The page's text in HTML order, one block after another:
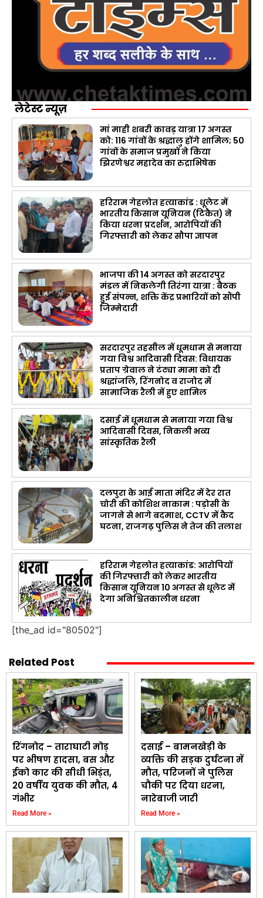
लेटेस्ट न्यूज़
मां माही शबरी कावड़ यात्रा 17 अगस्त
को: 116 गांवों के श्रद्धालु होंगे शामिल; 50
गांवों के समाज प्रमुखों ने किया
झिरणेश्वर महादेव का रुद्राभिषेक
हरिराम गेहलोत हत्याकांड : धूलेट में
भारतीय किसान यूनियन (टिकैत) ने
किया धरना प्रदर्शन, आरोपियों की
गिरफ्तारी को लेकर सौपा ज्ञापन
भाजपा की 14 अगस्त को सरदारपुर
मंडल में निकलेगी तिरंगा यात्रा : बैठक
हुई संपन्न, शक्ति केंद्र प्रभारियों को सौंपी
जिम्मेदारी
सरदारपुर तहसील में धूमधाम से मनाया
गया विश्व आदिवासी दिवस: विधायक
प्रताप ग्रेवाल ने टंट्या मामा को दी
श्रद्धांजलि, रिंगनोद व राजोद में
सामाजिक रैली में हुए शामिल
दसाई में धूमधाम से मनाया गया विश्व
आदिवासी दिवस, निकली भव्य
सांस्कृतिक रैली
दलपुरा के आई माता मंदिर में देर रात
चोरी की कोशिश नाकाम : पड़ोसी के
जागने से भागे बदमाश, CCTV में कैद
घटना, राजगढ़ पुलिस ने तेज की तलाश
हरिराम गेहलोत हत्याकांड: आरोपियों
की गिरफ्तारी को लेकर भारतीय
किसान यूनियन 10 अगस्त से धूलेट में
देगा अनिश्चितकालीन धरना
[the_ad id="80502"]
Related Post
रिंगनोद – ताराघाटी मोड़
पर भीषण हादसा, बस और
ईको कार की सीधी भिड़ंत,
20 वर्षीय युवक की मौत, 4
गंभीर
Read More »
दसाई – बामनखेड़ी के
व्यक्ति की सड़क दुर्घटना में
मौत, परिजनों ने पुलिस
चौकी पर दिया धरना,
नारेबाजी जारी
Read More »